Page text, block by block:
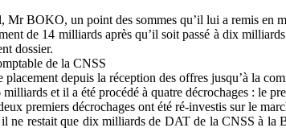
Mr BOKO, un point des sommes qu’il lui a remis en
de 14 milliards après qu’il soit passé à dix
dossier.
de la CNSS
depuis la réception des offres jusqu’à la
et il a été procédé à quatre décrochages : le
premiers décrochages ont été ré-investis sur le
restait que dix milliards de DAT de la CNSS à la